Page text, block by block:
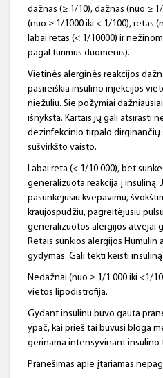
dažnas (≥ 1/10), dažnas (nuo ≥
(nuo ≥ 1/1000 iki < 1/100), retas
labai retas (< 1/10000) ir
pagal turimus duomenis).
Vietinės alerginės reakcijos
pasireiškia insulino injekcijos
niežuliu. Šie požymiai
išnyksta. Kartais jų gali atsirasti
dezinfekcinio tirpalo dirginančių
sušvirkšto vaisto.
Labai reta (< 1/10 000), bet
generalizuota reakcija į insuliną.
pasunkėjusiu kvėpavimu,
kraujospūdžiu, pagreitėjusiu
generalizuotos alergijos atvejai
Retais sunkios alergijos Humulin
gydymas. Gali tekti keisti
Nedažnai (nuo ≥ 1/1 000 iki <1/
vietos lipodistrofija.
Gydant insulinu buvo gauta
ypač, kai prieš tai buvusi bloga
gerinama intensyvinant insulino
Pranešimas apie įtariamas